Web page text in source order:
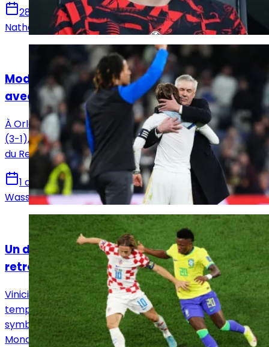
28 mai 2026
Nathan Beltron
Modric au cœur d’un moment suspendu
avec le clan madrilène
À Orlando, après la victoire du Brésil face à la Croatie
(3-1), Luka Modric a retrouvé plusieurs visages familiers
du Real Madrid. Une scène chargée de nostalgie.
1 avril 2026
Wassim Dir
Actualités
Un duel Vinicius Jr - Modric sur fond de
retrouvailles à Orlando
Vinicius Jr et Luka Modric se retrouvent adversaires le
temps d’un amical entre le Brésil et la Croatie. Un duel
symbolique entre générations et styles, avec le
Mondial en ligne de mire.